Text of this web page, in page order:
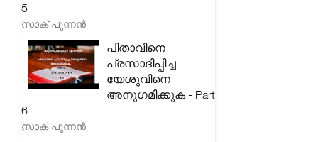
5
സാക് പുന്നൻ
പിതാവിനെ
പ്രസാദിപ്പിച്ച
യേശുവിനെ
അനുഗമിക്കുക - Part
6
സാക് പുന്നൻ